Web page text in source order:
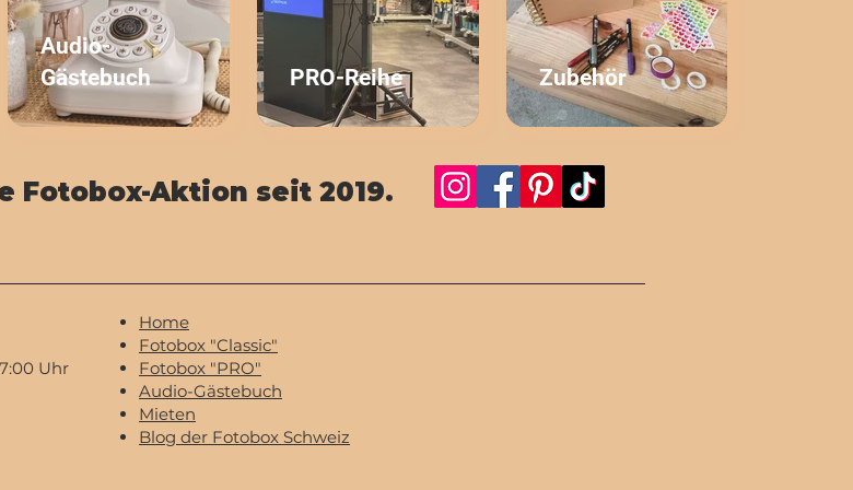
Audio-
Gästebuch
PRO-Reihe Zubehör
Fotobox-Aktion seit 2019.
Uhr
Home
Fotobox "Classic"
Fotobox "PRO"
Audio-Gästebuch
Mieten
Blog der Fotobox Schweiz